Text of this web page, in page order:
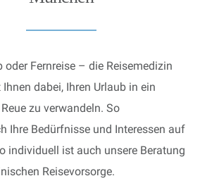
oder Fernreise – die Reisemedizin
dabei, Ihren Urlaub in ein
zu verwandeln. So
Ihre Bedürfnisse und Interessen auf
individuell ist auch unsere Beratung
Reisevorsorge.